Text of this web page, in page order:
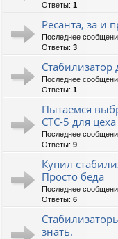
Ответы: 1
Ресанта, за и
Последнее
Ответы: 3
Последнее
Ответы: 1
Пытаемся
СТС-5 для цеха
Последнее
Ответы: 9
Купил
Просто беда
Последнее
Ответы: 6
знать.